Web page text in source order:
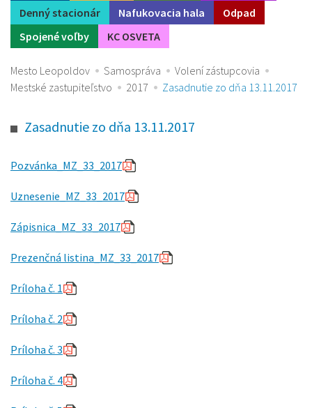
Denný stacionár
Nafukovacia hala
Odpad
Spojené voľby
KC OSVETA
Mesto Leopoldov Samospráva
Volení zástupcovia
Mestské zastupiteľstvo
2017 Zasadnutie zo dňa 13.11.2017
Zasadnutie zo dňa 13.11.2017
Pozvánka_MZ_33_2017
Uznesenie_MZ_33_2017
Zápisnica_MZ_33_2017
Prezenčná listina_MZ_33_2017
Príloha č. 1
Príloha č. 2
Príloha č. 3
Príloha č. 4